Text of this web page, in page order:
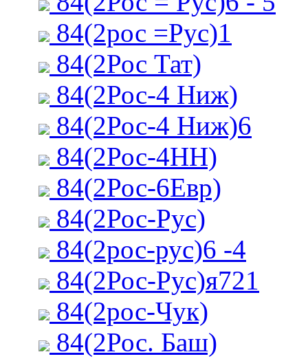
84(2рос =Рус)1
84(2Рос Тат)
84(2Рос-4 Ниж)
84(2Рос-4 Ниж)6
84(2Рос-4НН)
84(2Рос-6Евр)
84(2Рос-Рус)
84(2рос-рус)6 -4
84(2Рос-Рус)я721
84(2рос-Чук)
84(2Рос. Баш)